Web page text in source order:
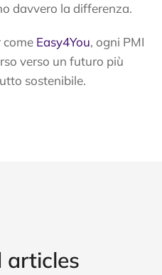
davvero la differenza.
come Easy4You, ogni PMI
verso un futuro più
sostenibile.
articles